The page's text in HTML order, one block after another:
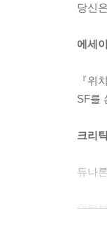
당신
에세이
『위
SF를
크리틱
듀나
인터